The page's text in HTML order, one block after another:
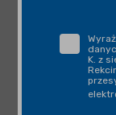
K. z